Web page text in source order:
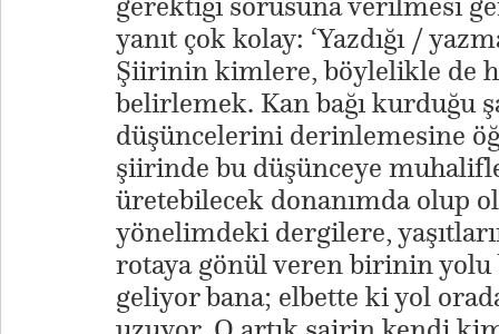
yanıt çok kolay: ‘Yazdığı /
Şiirinin kimlere, böylelikle de
belirlemek. Kan bağı
düşüncelerini derinlemesine
şiirinde bu düşünceye
üretebilecek donanımda olup
yönelimdeki dergilere,
rotaya gönül veren birinin
geliyor bana; elbette ki yol